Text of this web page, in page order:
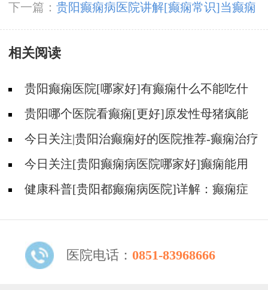
效果很好吗？
下一篇： 贵阳癫痫病医院讲解[癫痫常识]当癫痫
遇上感冒怎么办？
相关阅读
贵阳癫痫医院[哪家好]有癫痫什么不能吃什
么药?贵阳哪个医院看癫痫[更好]原发性母猪疯能
治好吗?
今日关注|贵阳治癫痫好的医院推荐-癫痫治疗
怎么能好?
今日关注[贵阳癫痫病医院哪家好]癫痫能用
中医治疗吗？
健康科普[贵阳都癫痫病医院]详解：癫痫症
医院电话： 0851-83968666